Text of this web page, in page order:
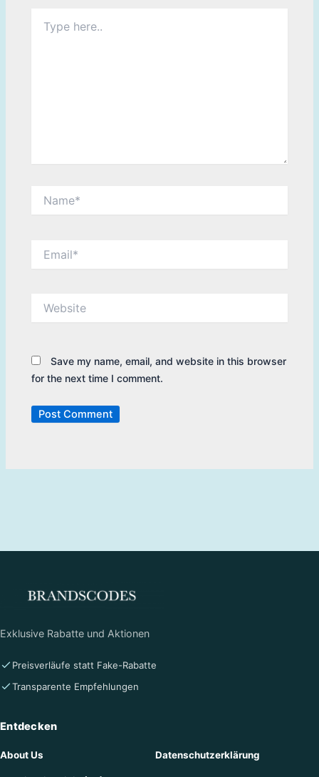
here..
Save my name, email, and website in this browser
for the next time I comment.
Exklusive Rabatte und Aktionen
Preisverläufe statt Fake-Rabatte
Transparente Empfehlungen
Entdecken
About Us Datenschutzerklärung